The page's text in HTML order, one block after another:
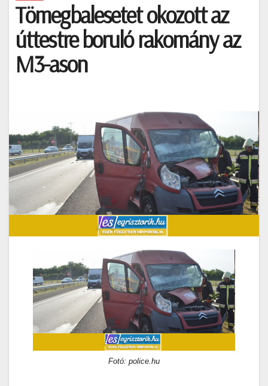
Tömegbalesetet okozott az
úttestre boruló rakomány az
M3-ason
Fotó: police.hu